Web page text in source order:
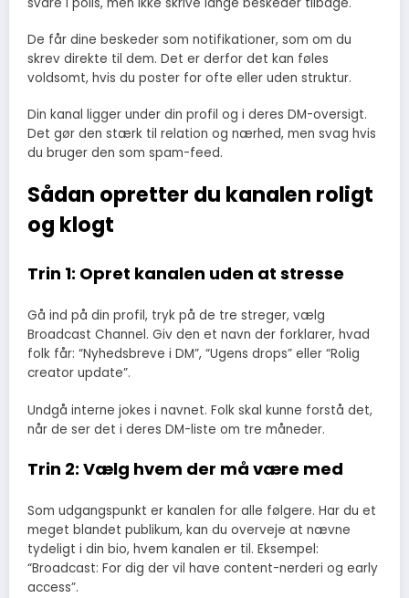
De får dine beskeder som notifikationer, som om du
skrev direkte til dem. Det er derfor det kan føles
voldsomt, hvis du poster for ofte eller uden struktur.
Din kanal ligger under din profil og i deres DM-oversigt.
Det gør den stærk til relation og nærhed, men svag hvis
du bruger den som spam-feed.
Sådan opretter du kanalen roligt
og klogt
Trin 1: Opret kanalen uden at stresse
Gå ind på din profil, tryk på de tre streger, vælg
Broadcast Channel. Giv den et navn der forklarer, hvad
folk får: “Nyhedsbreve i DM”, “Ugens drops” eller “Rolig
creator update”.
Undgå interne jokes i navnet. Folk skal kunne forstå det,
når de ser det i deres DM-liste om tre måneder.
Trin 2: Vælg hvem der må være med
Som udgangspunkt er kanalen for alle følgere. Har du et
meget blandet publikum, kan du overveje at nævne
tydeligt i din bio, hvem kanalen er til. Eksempel:
“Broadcast: For dig der vil have content-nerderi og early
access”.